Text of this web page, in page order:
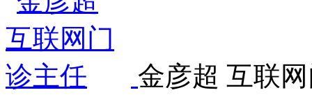
金彦超 互联